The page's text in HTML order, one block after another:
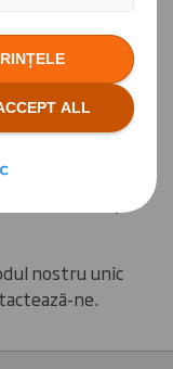
împreună în
a defini
cel mai mare
de
va dezvolta și
nostru unic
ne.